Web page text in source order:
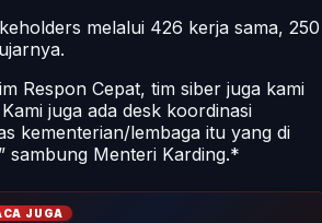
melalui 426 kerja sama, 250
Respon Cepat, tim siber juga kami
juga ada desk koordinasi
kementerian/lembaga itu yang di
sambung Menteri Karding.*
JUGA